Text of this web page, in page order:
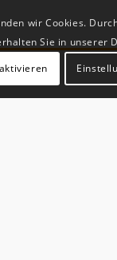
wir Cookies.
Sie in unserer